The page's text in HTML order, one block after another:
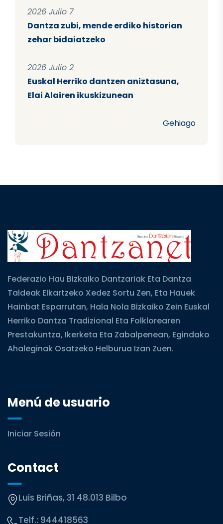
2026 Julio 7
Dantza zubi, mende erdiko historian
zehar bidaiatzeko
2026 Julio 2
Euskal Herriko dantzen aniztasuna,
Elai Alairen ikuskizunean
Gehiago
Federazio Hau Bizkaiko Dantzariak Eta Dantza
Taldeak Elkartzeko Xedez Sortu Zen, Eta Hauek
Hainbat Esparrutan, Hala Nola Bizkaiko Zein Euskal
Herriko Dantza Tradizional Eta Folklorearen
Prestakuntza, Ikerketa Eta Zabalpenean, Egindako
Ahaleginak Osatzeko Helburua Izan Zuen.
Menú de usuario
Iniciar Sesión
Contact
Luis Briñas, 31 48.013 Bilbo
Telf.: 944418563